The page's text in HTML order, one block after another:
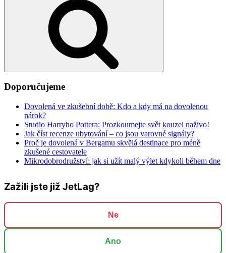
Doporučujeme
Dovolená ve zkušební době: Kdo a kdy má na dovolenou
nárok?
Studio Harryho Pottera: Prozkoumejte svět kouzel naživo!
Jak číst recenze ubytování – co jsou varovné signály?
Proč je dovolená v Bergamu skvělá destinace pro méně
zkušené cestovatele
Mikrodobrodružství: jak si užít malý výlet kdykoli během dne
Zažili jste již JetLag?
Ne
Ano